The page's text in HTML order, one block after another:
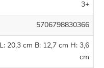
3+
5706798830366
L: 20,3 cm B: 12,7 cm H: 3,6
cm